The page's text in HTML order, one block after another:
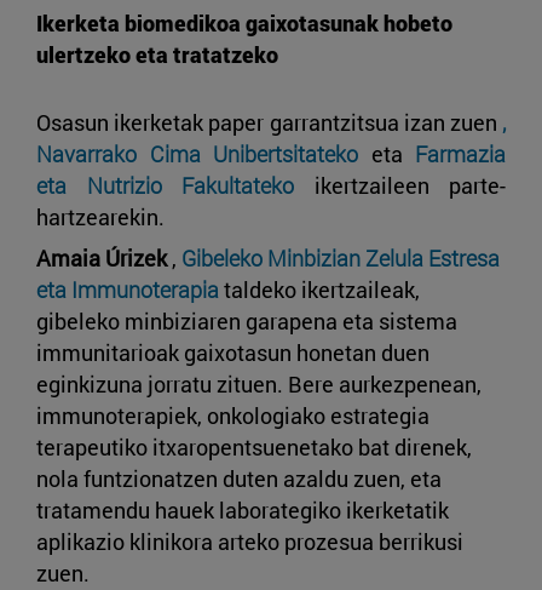
Ikerketa biomedikoa gaixotasunak hobeto
ulertzeko eta tratatzeko
Osasun ikerketak paper garrantzitsua izan zuen ,
Navarrako Cima Unibertsitateko eta Farmazia
eta Nutrizio Fakultateko ikertzaileen parte-
hartzearekin.
Amaia Úrizek, Gibeleko Minbizian Zelula Estresa
eta Immunoterapiataldeko ikertzaileak,
gibeleko minbiziaren garapena eta sistema
immunitarioak gaixotasun honetan duen
eginkizuna jorratu zituen. Bere aurkezpenean,
immunoterapiek, onkologiako estrategia
terapeutiko itxaropentsuenetako bat direnek,
nola funtzionatzen duten azaldu zuen, eta
tratamendu hauek laborategiko ikerketatik
aplikazio klinikora arteko prozesua berrikusi
zuen.